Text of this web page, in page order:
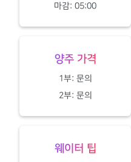
마감: 05:00
양주 가격
1부: 문의
2부: 문의
웨이터 팁